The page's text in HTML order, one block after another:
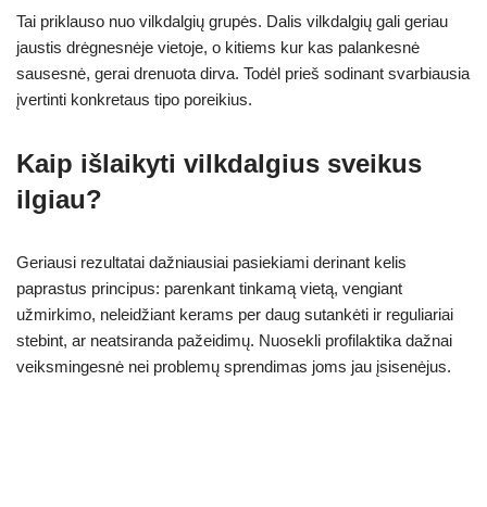
Tai priklauso nuo vilkdalgių grupės. Dalis vilkdalgių gali geriau
jaustis drėgnesnėje vietoje, o kitiems kur kas palankesnė
sausesnė, gerai drenuota dirva. Todėl prieš sodinant svarbiausia
įvertinti konkretaus tipo poreikius.
Kaip išlaikyti vilkdalgius sveikus
ilgiau?
Geriausi rezultatai dažniausiai pasiekiami derinant kelis
paprastus principus: parenkant tinkamą vietą, vengiant
užmirkimo, neleidžiant kerams per daug sutankėti ir reguliariai
stebint, ar neatsiranda pažeidimų. Nuosekli profilaktika dažnai
veiksmingesnė nei problemų sprendimas joms jau įsisenėjus.